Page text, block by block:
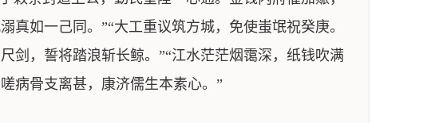
如一己同。”“大工重议筑方城，免使蚩氓祝癸庚。
剑，誓将踏浪斩长鲸。”“江水茫茫烟霭深，纸钱吹满
病骨支离甚，康济儒生本素心。”